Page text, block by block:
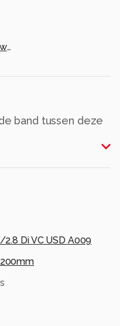
Katja van der Kwast
band tussen deze
Di VC USD A009
200mm